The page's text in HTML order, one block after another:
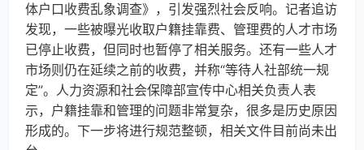
体户口收费乱象调查》，引发强烈社会反响。记者追访
发现，一些被曝光收取户籍挂靠费、管理费的人才市场
已停止收费，但同时也暂停了相关服务。还有一些人才
市场则仍在延续之前的收费，并称“等待人社部统一规
定”。人力资源和社会保障部宣传中心相关负责人表
示，户籍挂靠和管理的问题非常复杂，很多是历史原因
形成的。下一步将进行规范整顿，相关文件目前尚未出